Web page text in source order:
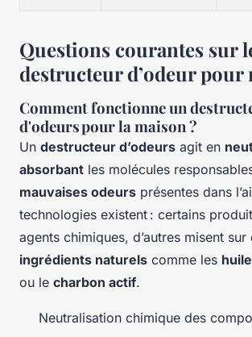
Questions courantes sur
destructeur d’odeur pour
Comment fonctionne un
d'odeurs pour la maison ?
Un destructeur d’odeurs agit en
absorbant les molécules
mauvaises odeurs présentes dans
technologies existent : certains
agents chimiques, d’autres misent sur
ingrédients naturels comme les
ou le charbon actif.
Neutralisation chimique des